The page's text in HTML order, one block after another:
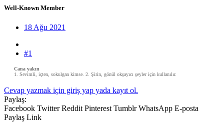
Well-Known Member
18 Ağu 2021
#1
Cana yakın
1. Sevimli, içten, sokulgan kimse. 2. Şirin, gönül okşayıcı şeyler için kullanılır.​
Cevap yazmak için giriş yap yada kayıt ol.
Paylaş:
Facebook Twitter Reddit Pinterest Tumblr WhatsApp E-posta
Paylaş Link